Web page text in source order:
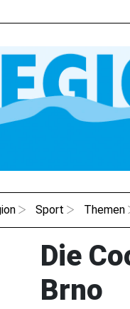
Sport Themen
Die
Brno